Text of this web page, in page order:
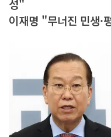
성"
이재명 "무너진 민생·